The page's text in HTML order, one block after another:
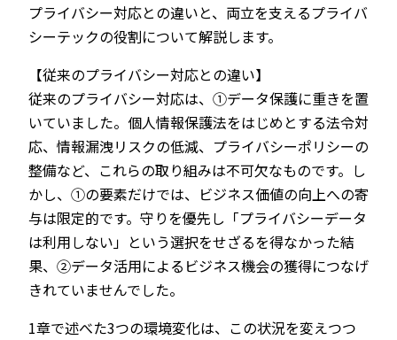
プライバシー対応との違いと、両立を支えるプライバ
シーテックの役割について解説します。
【従来のプライバシー対応との違い】
従来のプライバシー対応は、①データ保護に重きを置
いていました。個人情報保護法をはじめとする法令対
応、情報漏洩リスクの低減、プライバシーポリシーの
整備など、これらの取り組みは不可欠なものです。し
かし、①の要素だけでは、ビジネス価値の向上への寄
与は限定的です。守りを優先し「プライバシーデータ
は利用しない」という選択をせざるを得なかった結
果、②データ活用によるビジネス機会の獲得につなげ
きれていませんでした。
1章で述べた3つの環境変化は、この状況を変えつつ